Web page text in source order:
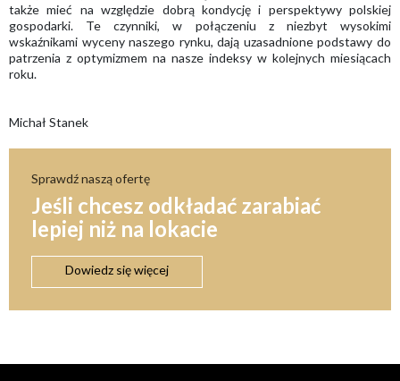
także mieć na względzie dobrą kondycję i perspektywy polskiej
gospodarki. Te czynniki, w połączeniu z niezbyt wysokimi
wskaźnikami wyceny naszego rynku, dają uzasadnione podstawy do
patrzenia z optymizmem na nasze indeksy w kolejnych miesiącach
roku.
Michał Stanek
Sprawdź naszą ofertę
Jeśli chcesz odkładać zarabiać
lepiej niż na lokacie
Dowiedz się więcej